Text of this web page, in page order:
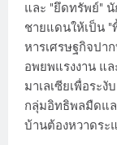
และ "ยึดทรัพย์" นั
ชายแดนให้เป็น
หารเศรษฐกิจปา
อพยพแรงงาน แ
มาเลเซียเพื่อระ
กลุ่มอิทธิพลมืดแล
บ้านต้องหวาดร